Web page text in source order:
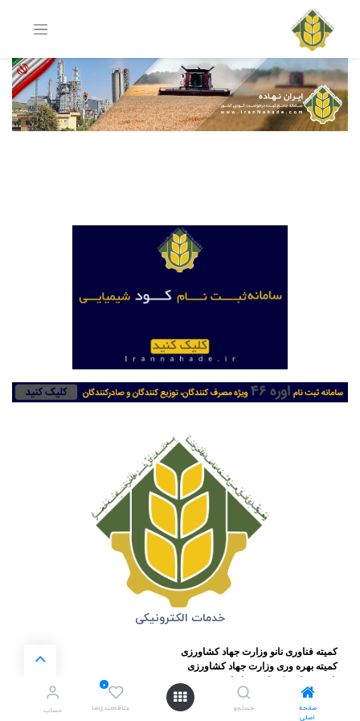
صفحه
اصلی
جستجو
0
علاقه‌مندی‌ها حساب
خدمات الکترونیکی
کمیته فناوری نانو وزارت جهاد کشاورزی
کمیته بهره وری وزارت جهاد کشاورزی
مشاهده آخرین وضعیت درخواست ثبت سفارش
سامانه مجوز های الکترونیکی کشاورزی (سماک)